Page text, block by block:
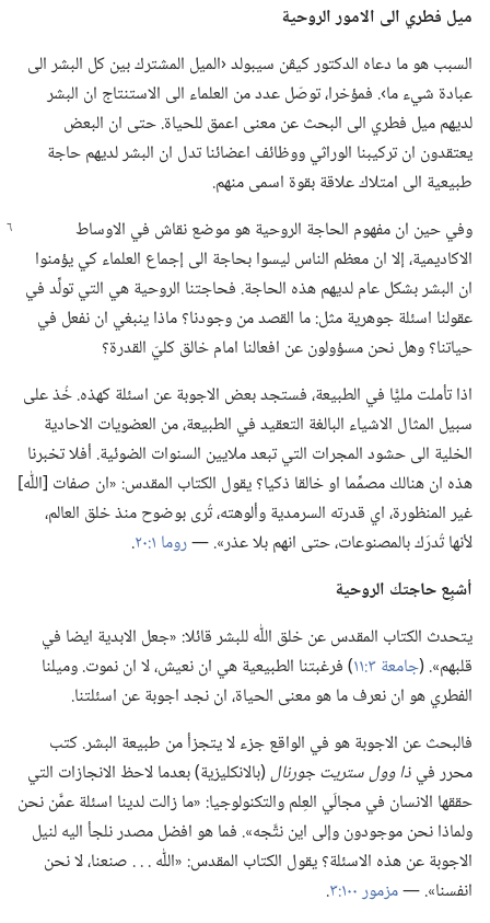
ميل فطري الى الامور الروحية
السبب هو ما دعاه الدكتور كيڤن سيبولد ‹الميل المشترك بين كل البشر الى
عبادة شيء ما›.‏ فمؤخرا،‏ توصّل عدد من العلماء الى الاستنتاج ان البشر
لديهم ميل فطري الى البحث عن معنى اعمق للحياة.‏ حتى ان البعض
يعتقدون ان تركيبنا الوراثي ووظائف اعضائنا تدل ان البشر لديهم حاجة
طبيعية الى امتلاك علاقة بقوة اسمى منهم.‏
وفي حين ان مفهوم الحاجة الروحية هو موضع نقاش في الاوساط
الاكاديمية،‏ إلا ان معظم الناس ليسوا بحاجة الى إجماع العلماء كي يؤمنوا
ان البشر بشكل عام لديهم هذه الحاجة.‏ فحاجتنا الروحية هي التي تولِّد في
عقولنا اسئلة جوهرية مثل:‏ ما القصد من وجودنا؟‏ ماذا ينبغي ان نفعل في
حياتنا؟‏ وهل نحن مسؤولون عن افعالنا امام خالق كليّ القدرة؟‏
اذا تأملت مليًّا في الطبيعة،‏ فستجد بعض الاجوبة عن اسئلة كهذه.‏ خُذ على
سبيل المثال الاشياء البالغة التعقيد في الطبيعة،‏ من العضويات الاحادية
الخلية الى حشود المجرات التي تبعد ملايين السنوات الضوئية.‏ أفلا تخبرنا
هذه ان هنالك مصمِّما او خالقا ذكيا؟‏ يقول الكتاب المقدس:‏ «ان صفات [اللّٰه]
غير المنظورة،‏ اي قدرته السرمدية وألوهته،‏ تُرى بوضوح منذ خلق العالم،‏
لأنها تُدرَك بالمصنوعات،‏ حتى انهم بلا عذر».‏ —‏روما ١:‏٢٠
‏.‏
أشبِع حاجتك الروحية
يتحدث الكتاب المقدس عن خلق اللّٰه للبشر قائلا:‏ «جعل الابدية ايضا في
قلبهم».‏ (‏جامعة ٣:‏١١
‏)‏ فرغبتنا الطبيعية هي ان نعيش،‏ لا ان نموت.‏ وميلنا
الفطري هو ان نعرف ما هو معنى الحياة،‏ ان نجد اجوبة عن اسئلتنا.‏
فالبحث عن الاجوبة هو في الواقع جزء لا يتجزأ من طبيعة البشر.‏ كتب
محرر فيذا وول ستريت جورنال‏(‏بالانكليزية)‏ بعدما لاحظ الانجازات التي
حققها الانسان في مجالَي العِلم والتكنولوجيا:‏ «ما زالت لدينا اسئلة عمَّن نحن
ولماذا نحن موجودون وإلى اين نتَّجه».‏ فما هو افضل مصدر نلجأ اليه لنيل
الاجوبة عن هذه الاسئلة؟‏ يقول الكتاب المقدس:‏ «اللّٰه .‏ .‏ .‏ صنعنا،‏ لا نحن
انفسنا».‏ —‏مزمور ١٠٠:‏٣
‏.‏